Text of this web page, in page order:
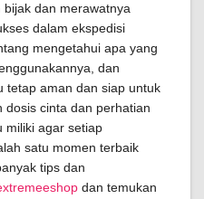
dan merawatnya
dalam ekspedisi
mengetahui apa yang
dan
tetap aman dan siap untuk
dosis cinta dan perhatian
miliki agar setiap
satu momen terbaik
tips dan
dan temukan